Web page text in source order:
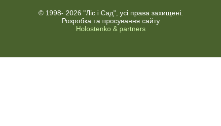
© 1998- 2026 "Ліс і Сад", усі права захищені.
Розробка та просування сайту
Holostenko & partners